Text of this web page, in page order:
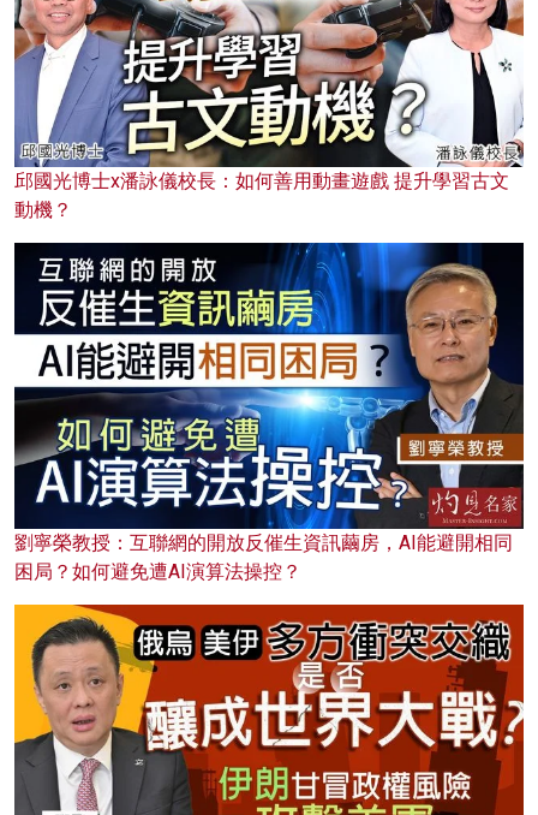
邱國光博士x潘詠儀校長：如何善用動畫遊戲 提升學習古文
動機？
劉寧榮教授：互聯網的開放反催生資訊繭房，AI能避開相同
困局？如何避免遭AI演算法操控？